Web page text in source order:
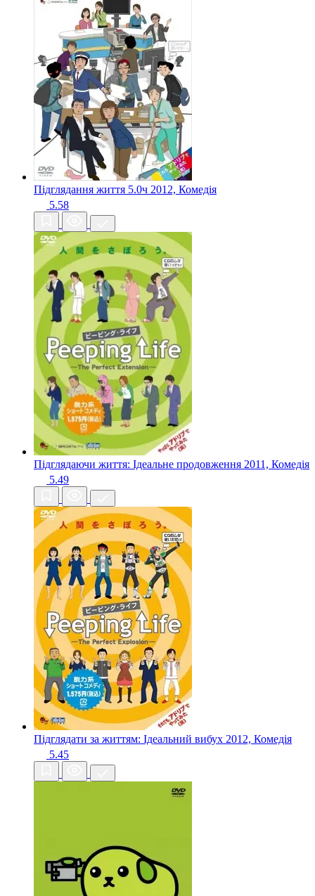
Підглядання життя 5.0ч 2012, Комедія
5.58
Підглядаючи життя: Ідеальне продовження 2011, Комедія
5.49
Підглядати за життям: Ідеальний вибух 2012, Комедія
5.45